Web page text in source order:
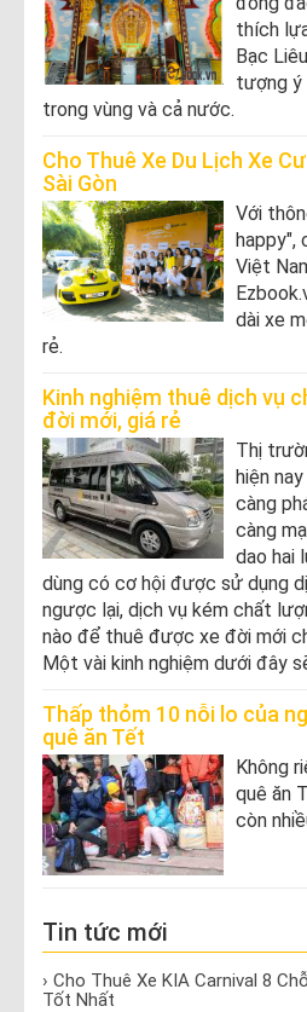
thích
Bạc
tượng ý
trong vùng và cả nước.
Cho Thuê Xe Du Lịch Xe
Sài Gòn
Với
happy",
Việt
dài xe
rẻ.
Kinh nghiệm thuê dịch vụ
đời mới, giá rẻ
Thị
hiện
càng
càng
dao hai
dùng có cơ hội được sử dụng
ngược lại, dịch vụ kém chất
nào để thuê được xe đời mới
Một vài kinh nghiệm dưới đây
Thấp thỏm 10 nỗi lo của
quê ăn Tết
Không
quê ăn
còn
Tin tức mới
› Cho Thuê Xe KIA Carnival 8
Tốt Nhất